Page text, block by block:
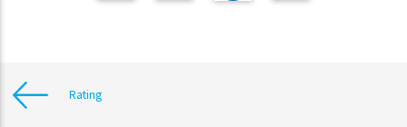
Rating